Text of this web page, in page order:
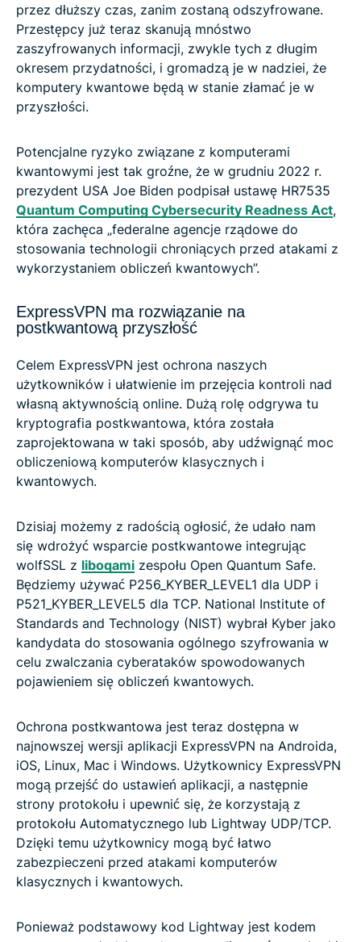
przez dłuższy czas, zanim zostaną odszyfrowane.
Przestępcy już teraz skanują mnóstwo
zaszyfrowanych informacji, zwykle tych z długim
okresem przydatności, i gromadzą je w nadziei, że
komputery kwantowe będą w stanie złamać je w
przyszłości.
Potencjalne ryzyko związane z komputerami
kwantowymi jest tak groźne, że w grudniu 2022 r.
prezydent USA Joe Biden podpisał ustawę HR7535
Quantum Computing Cybersecurity Readness Act,
która zachęca „federalne agencje rządowe do
stosowania technologii chroniących przed atakami z
wykorzystaniem obliczeń kwantowych”.
ExpressVPN ma rozwiązanie na
postkwantową przyszłość
Celem ExpressVPN jest ochrona naszych
użytkowników i ułatwienie im przejęcia kontroli nad
własną aktywnością online. Dużą rolę odgrywa tu
kryptografia postkwantowa, która została
zaprojektowana w taki sposób, aby udźwignąć moc
obliczeniową komputerów klasycznych i
kwantowych.
Dzisiaj możemy z radością ogłosić, że udało nam
się wdrożyć wsparcie postkwantowe integrując
wolfSSL z liboqami zespołu Open Quantum Safe.
Będziemy używać P256_KYBER_LEVEL1 dla UDP i
P521_KYBER_LEVEL5 dla TCP. National Institute of
Standards and Technology (NIST) wybrał Kyber jako
kandydata do stosowania ogólnego szyfrowania w
celu zwalczania cyberataków spowodowanych
pojawieniem się obliczeń kwantowych.
Ochrona postkwantowa jest teraz dostępna w
najnowszej wersji aplikacji ExpressVPN na Androida,
iOS, Linux, Mac i Windows. Użytkownicy ExpressVPN
mogą przejść do ustawień aplikacji, a następnie
strony protokołu i upewnić się, że korzystają z
protokołu Automatycznego lub Lightway UDP/TCP.
Dzięki temu użytkownicy mogą być łatwo
zabezpieczeni przed atakami komputerów
klasycznych i kwantowych.
Ponieważ podstawowy kod Lightway jest kodem